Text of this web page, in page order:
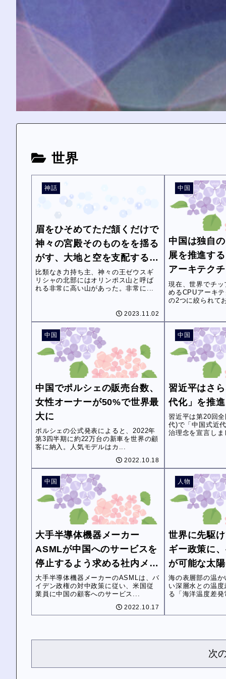
世界
神話
眉をひそめてただ頷くだけで
神々の宮殿そのものをを揺る
がす、大地と空を支配する偉
大にして最強の神々の王ゼウ
ス
比類なき力持ち主、神々の王ゼウスギ
リシャの北部にはオリンポス山と呼ば
れる非常に高い山があった。非常に...
2023.11.02
中国
中国は独自
展を推進す
アーキテク
ミットする
現在、世界でチ
めるCPUアーキ
の2つに絞られて
中国
中国でポルシェの販売台数、
女性オーナーが50%で世界最
大に
ポルシェの公式発表によると、2022年
第3四半期に約22万台の新車を世界の顧
客に納入。人気モデルはカ...
2022.10.18
中国
習近平はさ
代化」を推進
習近平は第20回
代)で「中国式近
治理念を宣言し
中国
大手半導体機器メーカー
ASMLが中国へのサービスを
停止するよう求める社内メー
ルが公開
大手半導体機器メーカーのASMLは、バ
イデン政権の対中政策に従い、米国従
業員に中国の顧客へのサービス...
2022.10.17
人物
世界に先駆
ギー政策に
が可能な太
水を使う「
海の表層部の温
い深層水との温
る「海洋温度差
次